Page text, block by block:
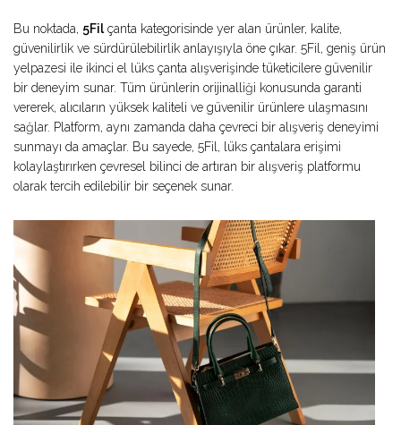
Bu noktada, 5Filçanta kategorisinde yer alan ürünler, kalite,
güvenilirlik ve sürdürülebilirlik anlayışıyla öne çıkar. 5Fil, geniş ürün
yelpazesi ile ikinci el lüks çanta alışverişinde tüketicilere güvenilir
bir deneyim sunar. Tüm ürünlerin orijinalliği konusunda garanti
vererek, alıcıların yüksek kaliteli ve güvenilir ürünlere ulaşmasını
sağlar. Platform, aynı zamanda daha çevreci bir alışveriş deneyimi
sunmayı da amaçlar. Bu sayede, 5Fil, lüks çantalara erişimi
kolaylaştırırken çevresel bilinci de artıran bir alışveriş platformu
olarak tercih edilebilir bir seçenek sunar.